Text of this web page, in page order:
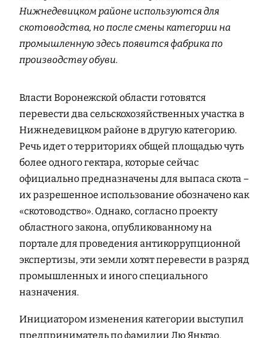
Нижнедевицком районе используются для
скотоводства, но после смены категории на
промышленную здесь появится фабрика по
производству обуви.
Власти Воронежской области готовятся
перевести два сельскохозяйственных участка в
Нижнедевицком районе в другую категорию.
Речь идет о территориях общей площадью чуть
более одного гектара, которые сейчас
официально предназначены для выпаса скота –
их разрешенное использование обозначено как
«скотоводство». Однако, согласно проекту
областного закона, опубликованному на
портале для проведения антикоррупционной
экспертизы, эти земли хотят перевести в разряд
промышленных и иного специального
назначения.
Инициатором изменения категории выступил
предприниматель по фамилии Лю Яньтао,